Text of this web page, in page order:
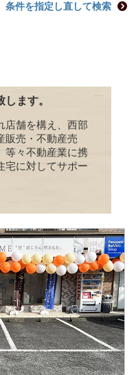
条件を指定し直して検索
ます。
店舗を構え、西部
販売・不動産売
等々不動産業に携
宅に対してサポー